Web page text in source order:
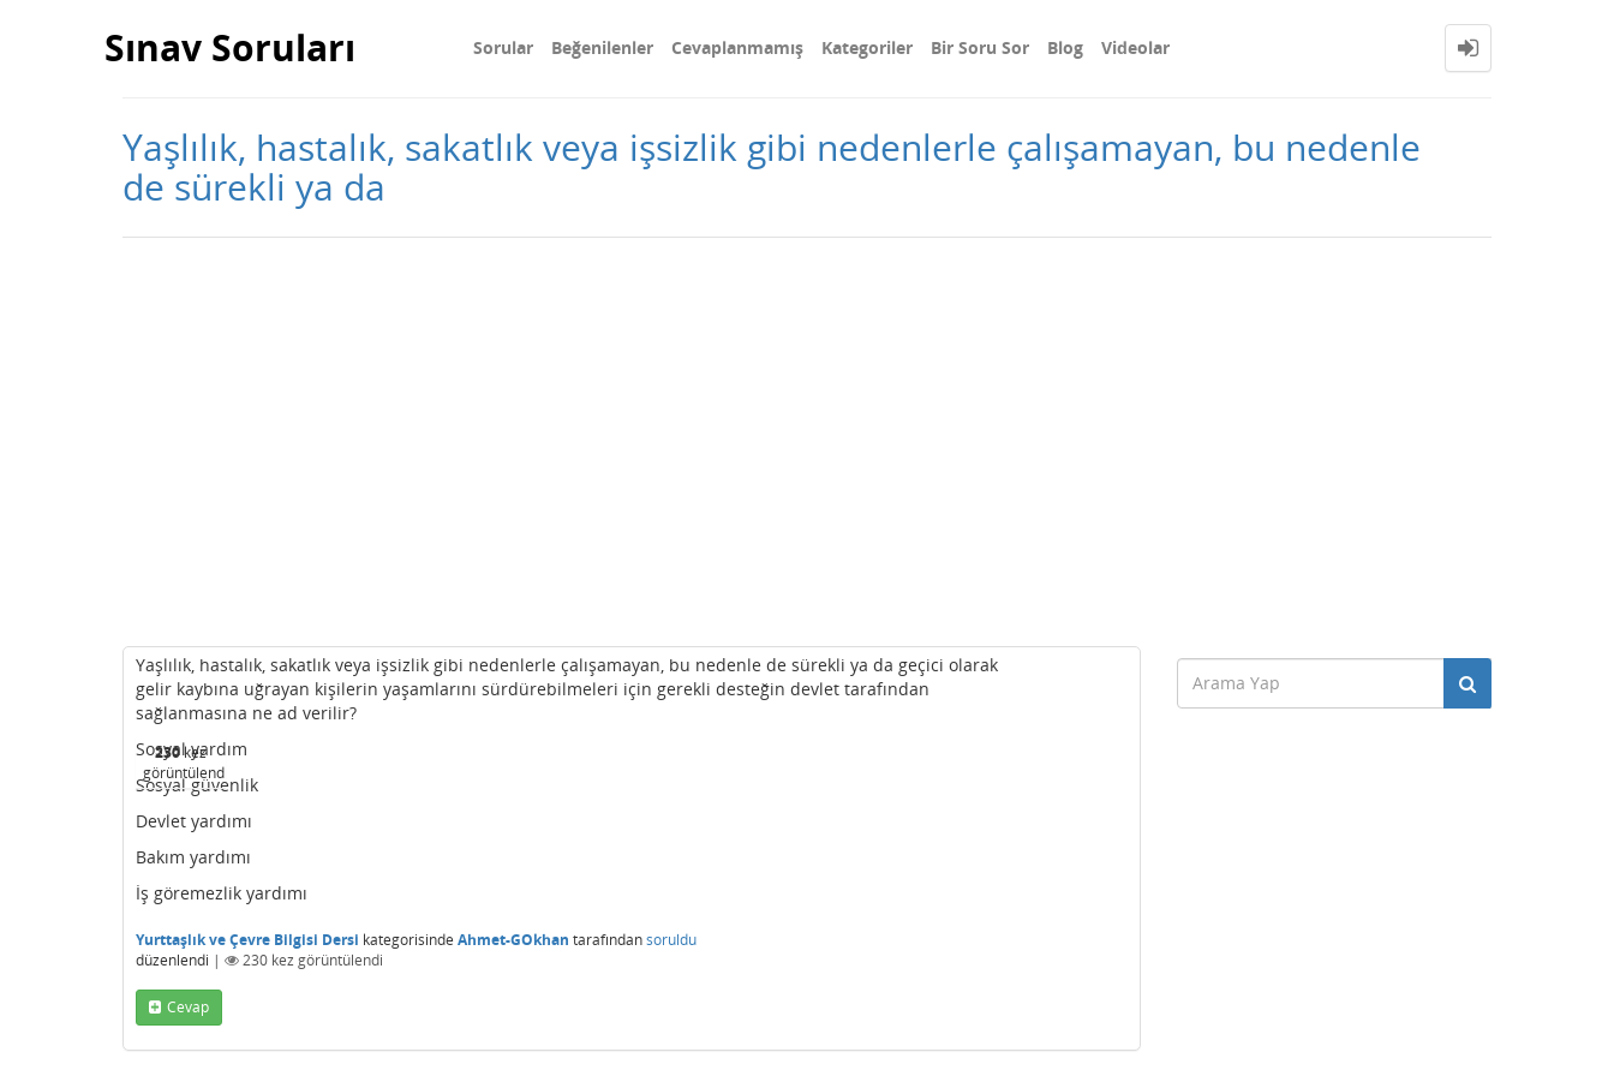
Sınav Soruları Sorular Beğenilenler Cevaplanmamış Kategoriler Bir Soru Sor Blog Videolar
Yaşlılık, hastalık, sakatlık veya işsizlik gibi nedenlerle çalışamayan, bu nedenle
de sürekli ya da
230kez
görüntülendi
Yaşlılık, hastalık, sakatlık veya işsizlik gibi nedenlerle çalışamayan, bu nedenle de sürekli ya da geçici olarak
gelir kaybına uğrayan kişilerin yaşamlarını sürdürebilmeleri için gerekli desteğin devlet tarafından
sağlanmasına ne ad verilir?
Sosyal yardım
Sosyal güvenlik
Devlet yardımı
Bakım yardımı
İş göremezlik yardımı
Yurttaşlık ve Çevre Bilgisi Dersi kategorisinde Ahmet-GOkhan tarafındansoruldu
düzenlendi | 230 kez görüntülendi
Cevap